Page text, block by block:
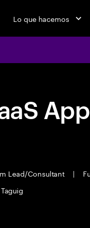
Lo que hacemos
Lead/Consultant |
Taguig